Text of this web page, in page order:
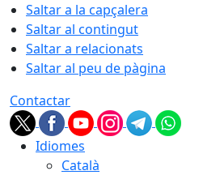
Saltar a la capçalera
Saltar al contingut
Saltar a relacionats
Saltar al peu de pàgina
Contactar
Idiomes
Català